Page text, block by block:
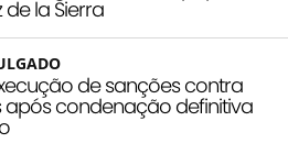
de la Sierra
de sanções contra
após condenação definitiva